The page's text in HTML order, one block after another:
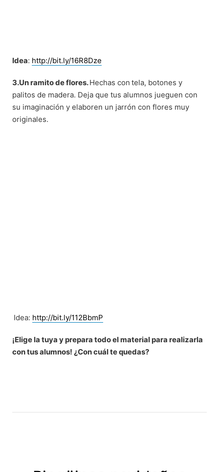
Idea: http://bit.ly/16R8Dze
3.Un ramito de flores.Hechas con tela, botones y
palitos de madera. Deja que tus alumnos jueguen con
su imaginación y elaboren un jarrón con flores muy
originales.
Idea: http://bit.ly/112BbmP
¡Elige la tuya y prepara todo el material para realizarla
con tus alumnos! ¿Con cuál te quedas?